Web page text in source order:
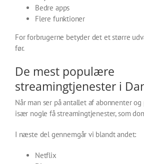
Bedre apps
Flere funktioner
For forbrugerne betyder det et større
før.
De mest populære
streamingtjenester i
Når man ser på antallet af abonnenter
især nogle få streamingtjenester, som
I næste del gennemgår vi blandt andet:
Netflix